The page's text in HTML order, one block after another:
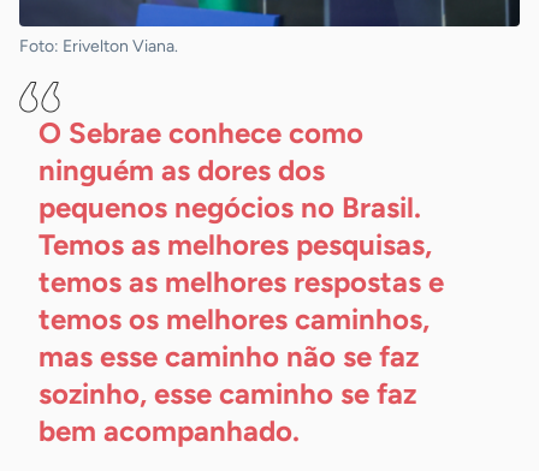
Foto: Erivelton Viana.
O Sebrae conhece como
ninguém as dores dos
pequenos negócios no Brasil.
Temos as melhores pesquisas,
temos as melhores respostas e
temos os melhores caminhos,
mas esse caminho não se faz
sozinho, esse caminho se faz
bem acompanhado.